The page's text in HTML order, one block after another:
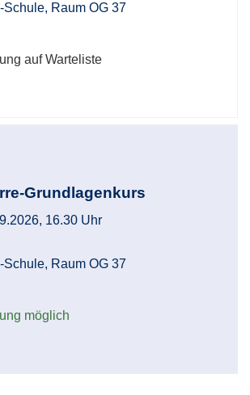
Raum OG 37
auf Warteliste
Grundlagenkurs
16.30 Uhr
Raum OG 37
möglich